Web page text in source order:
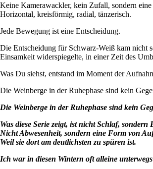
Keine Kamerawackler, kein Zufall, sondern
Horizontal, kreisförmig, radial, tänzerisch.
Jede Bewegung ist eine Entscheidung.
Die Entscheidung für Schwarz-Weiß kam nicht
Einsamkeit widerspiegelte, in einer Zeit des
Was Du siehst, entstand im Moment der
Die Weinberge in der Ruhephase sind kein
Die Weinberge in der Ruhephase sind kein
Was diese Serie zeigt, ist nicht Schlaf, sondern
Nicht Abwesenheit, sondern eine Form von
Weil sie dort am deutlichsten zu spüren ist.
Ich war in diesen Wintern oft alleine